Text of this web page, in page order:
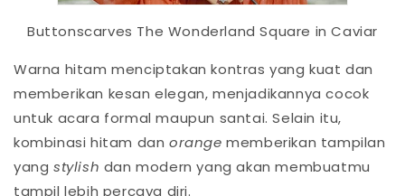
Buttonscarves The Wonderland Square in Caviar
Warna hitam menciptakan kontras yang kuat dan
memberikan kesan elegan, menjadikannya cocok
untuk acara formal maupun santai. Selain itu,
kombinasi hitam danorangememberikan tampilan
yang stylish dan modern yang akan membuatmu
tampil lebih percaya diri.